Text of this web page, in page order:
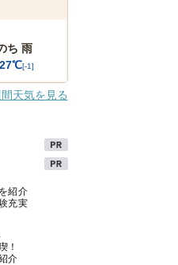
ち 雨
27℃[-1]
天気を見る
紹介
充実
！
介